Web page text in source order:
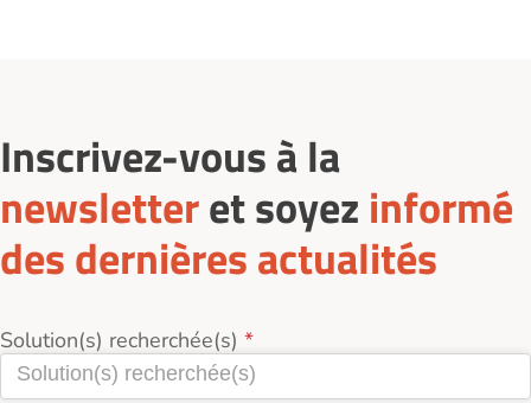
Inscrivez-vous à la
newsletteret soyez informé
des dernières actualités
Solution(s) recherchée(s)